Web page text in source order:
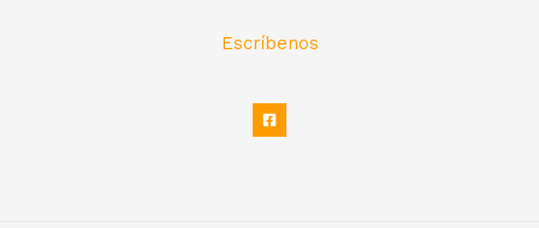
Escríbenos